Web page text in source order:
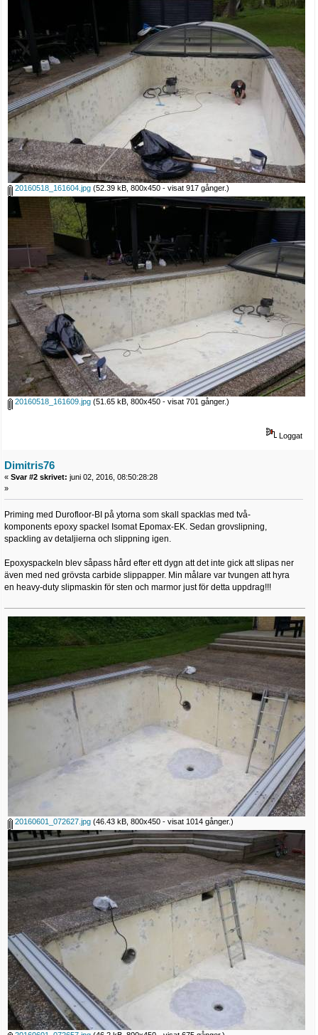
20160518_161604.jpg (52.39 kB, 800x450 - visat 917 gånger.)
20160518_161609.jpg (51.65 kB, 800x450 - visat 701 gånger.)
Loggat
Dimitris76
« Svar #2 skrivet: juni 02, 2016, 08:50:28:28
»
Priming med Durofloor-BI på ytorna som skall spacklas med två-
komponents epoxy spackel Isomat Epomax-EK. Sedan grovslipning,
spackling av detaljierna och slippning igen.
Epoxyspackeln blev såpass hård efter ett dygn att det inte gick att slipas ner
även med ned grövsta carbide slippapper. Min målare var tvungen att hyra
en heavy-duty slipmaskin för sten och marmor just för detta uppdrag!!!
20160601_072627.jpg (46.43 kB, 800x450 - visat 1014 gånger.)